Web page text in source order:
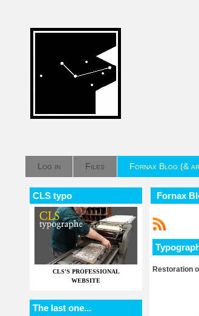
Log in Files Fornax Blog (&
CLS typo
CLS'S PROFESSIONAL
WEBSITE
The last one...
Fornax
Restoration